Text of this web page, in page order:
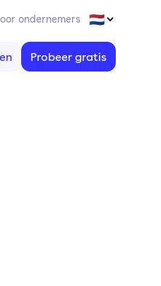
ondernemers
Probeer gratis